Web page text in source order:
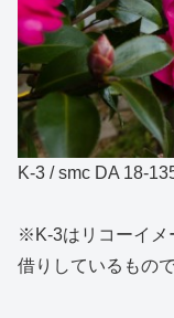
K-3 / smc DA 18-
※K-3はリコーイメ
借りしているもので